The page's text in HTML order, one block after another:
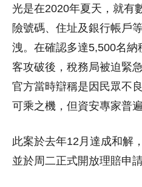
光是在2020年夏天，就有
險號碼、住址及銀行帳戶
洩。在確認多達5,500名
客攻破後，稅務局被迫緊
官方當時辯稱是因民眾不
可乘之機，但資安專家普
此案於去年12月達成和解
並於周二正式開放理賠申請